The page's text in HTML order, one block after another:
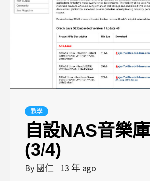
教學
自設NAS音樂
(3/4)
By 國仁 13 年 ago